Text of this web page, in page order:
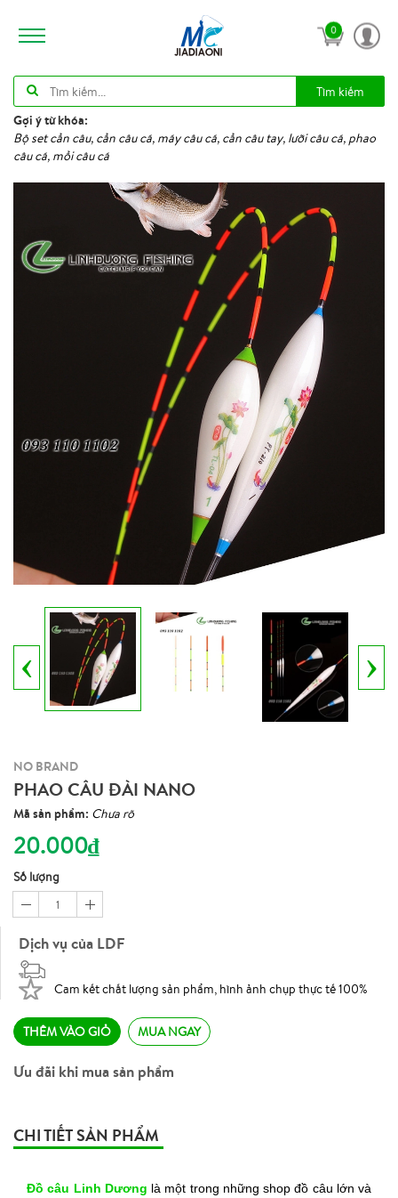
0
Tìm kiếm
Gợi ý từ khóa:
Bộ set cần câu, cần câu cá, máy câu cá, cần câu tay, lưỡi câu cá, phao
câu cá, mồi câu cá
‹ ›
NO BRAND
PHAO CÂU ĐÀI NANO
Mã sản phẩm: Chưa rõ
20.000₫
Số lượng
1
Dịch vụ của LDF
Cam kết chất lượng sản phẩm, hình ảnh chụp thực tế 100%
THÊM VÀO GIỎ MUA NGAY
Ưu đãi khi mua sản phẩm
CHI TIẾT SẢN PHẨM
Đồ câu Linh Dương là một trong những shop đồ câu lớn và